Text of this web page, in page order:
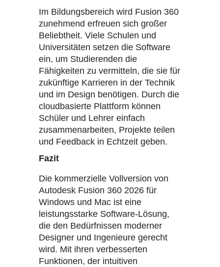
Im Bildungsbereich wird Fusion 360
zunehmend erfreuen sich großer
Beliebtheit. Viele Schulen und
Universitäten setzen die Software
ein, um Studierenden die
Fähigkeiten zu vermitteln, die sie für
zukünftige Karrieren in der Technik
und im Design benötigen. Durch die
cloudbasierte Plattform können
Schüler und Lehrer einfach
zusammenarbeiten, Projekte teilen
und Feedback in Echtzeit geben.
Fazit
Die kommerzielle Vollversion von
Autodesk Fusion 360 2026 für
Windows und Mac ist eine
leistungsstarke Software-Lösung,
die den Bedürfnissen moderner
Designer und Ingenieure gerecht
wird. Mit ihren verbesserten
Funktionen, der intuitiven